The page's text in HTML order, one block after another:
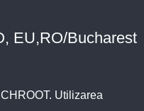
EU,RO/Bucharest
CHROOT. Utilizarea